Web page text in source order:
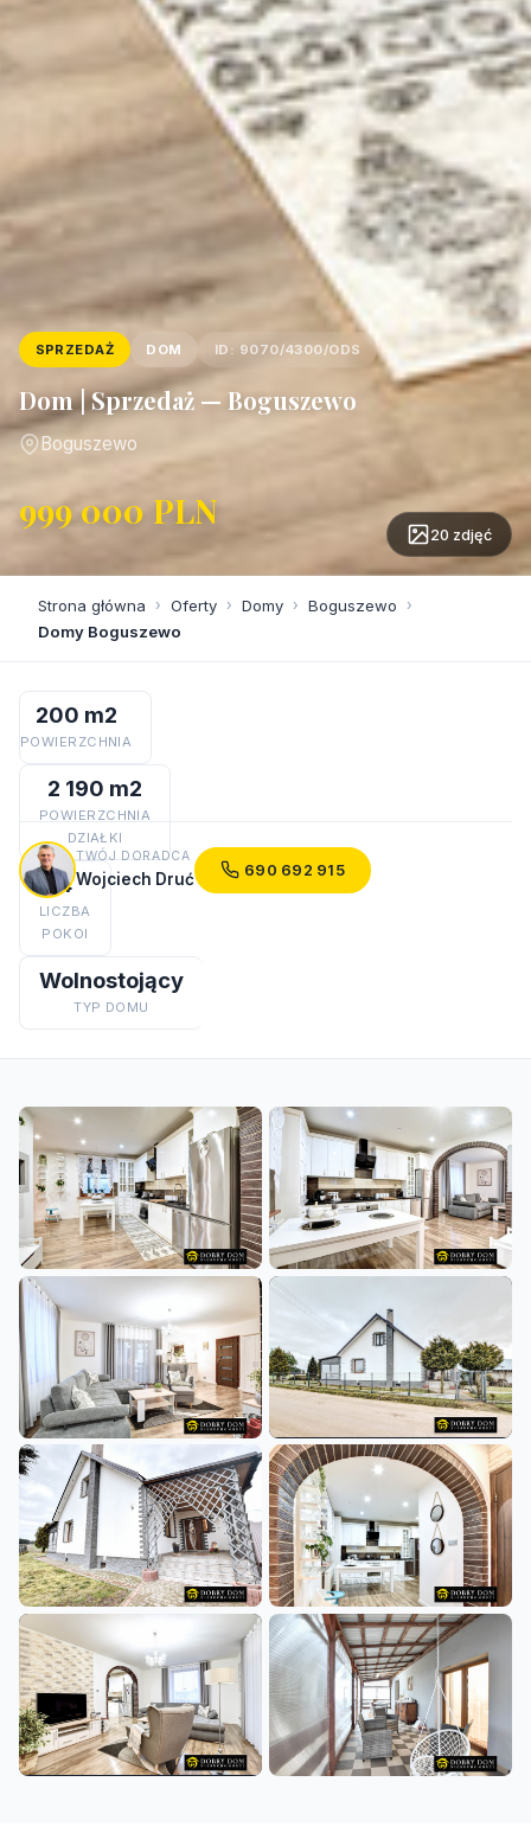
SPRZEDAŻ DOM ID: 9070/4300/ODS
Dom | Sprzedaż — Boguszewo
Boguszewo
999 000 PLN
20 zdjęć
Strona główna › Oferty › Domy › Boguszewo ›
Domy Boguszewo
200 m2
POWIERZCHNIA
2 190 m2
POWIERZCHNIA
DZIAŁKI
4
LICZBA
POKOI
Wolnostojący
TYP DOMU
TWÓJ DORADCA
Wojciech Druć 690 692 915